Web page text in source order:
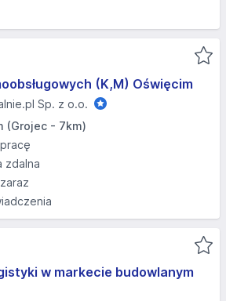
(K,M) Oświęcim
Sp. z o.o.
(Grojec - 7km)
zdalna
w markecie budowlanym